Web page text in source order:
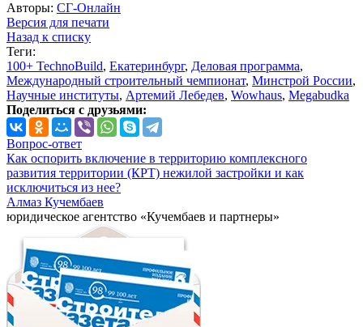
Авторы: СГ-Онлайн
Версия для печати
Назад к списку
Теги:
100+ TechnoBuild, Екатеринбург, Деловая программа,
Международный строительный чемпионат, Минстрой России,
Научные институты, Артемий Лебедев, Wowhaus, Megabudka
Поделиться с друзьями:
Вопрос-ответ
Как оспорить включение в территорию комплексного
развития территории (КРТ) нежилой застройки и как
исключиться из нее?
Алмаз Кучембаев
юридическое агентство «Кучембаев и партнеры»